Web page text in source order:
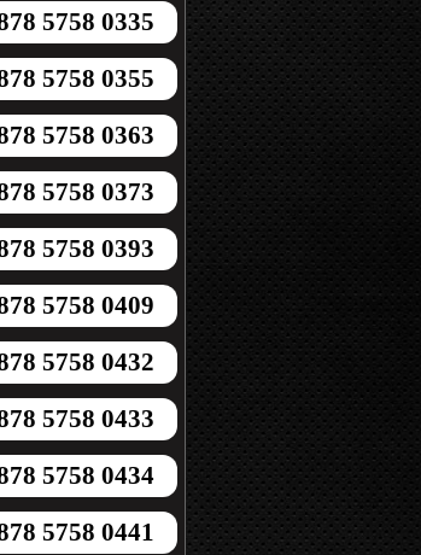
5758 0335
5758 0355
5758 0363
5758 0373
5758 0393
5758 0409
5758 0432
5758 0433
5758 0434
5758 0441